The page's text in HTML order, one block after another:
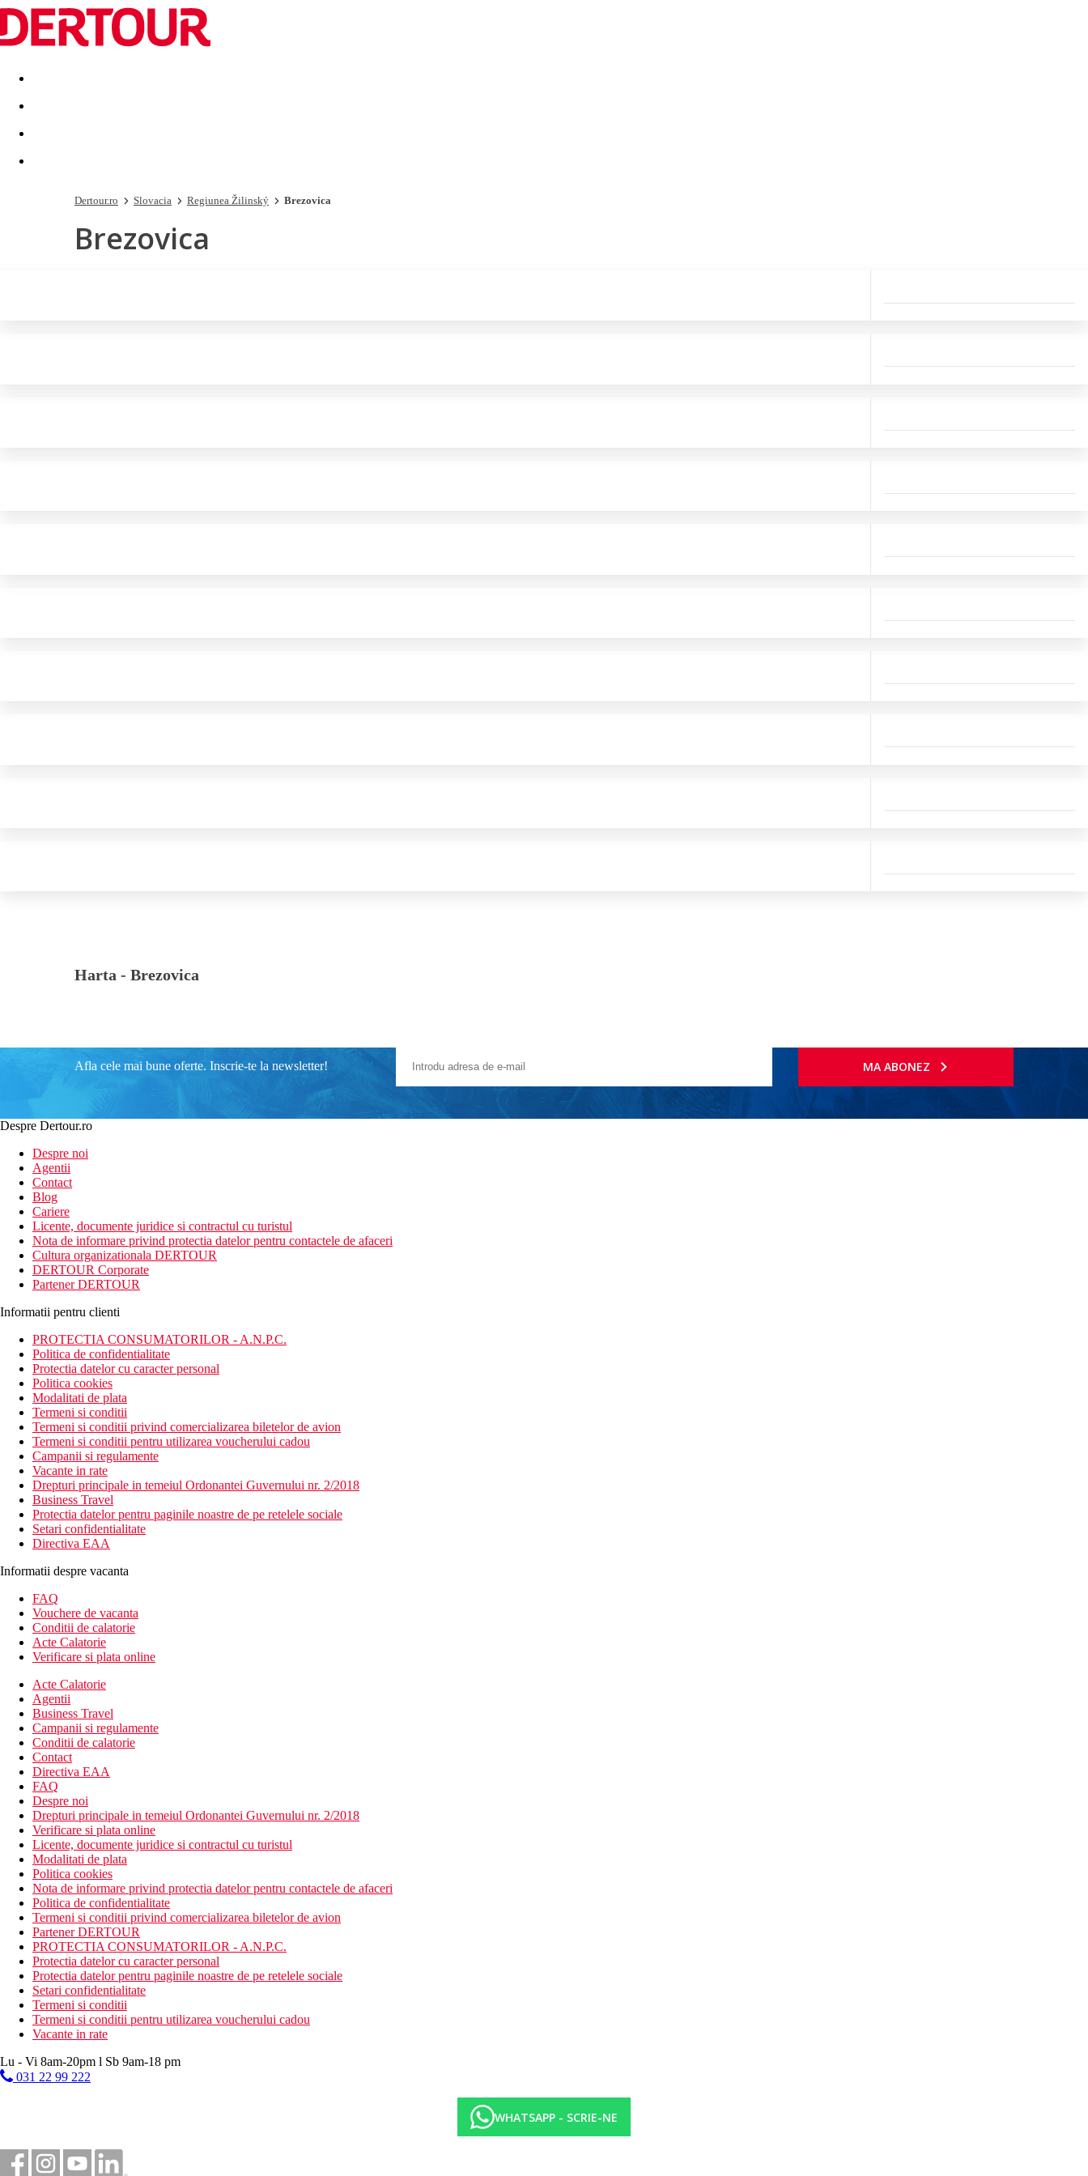
Destinatii Vacanta perfecta OFERTE DE NERATAT
Dertour.ro Slovacia Regiunea Žilinský Brezovica
Brezovica
Harta - Brezovica
Afla cele mai bune oferte. Inscrie-te la newsletter! MA ABONEZ
Despre Dertour.ro
Despre noi
Agentii
Contact
Blog
Cariere
Licente, documente juridice si contractul cu turistul
Nota de informare privind protectia datelor pentru contactele de afaceri
Cultura organizationala DERTOUR
DERTOUR Corporate
Partener DERTOUR
Informatii pentru clienti
PROTECTIA CONSUMATORILOR - A.N.P.C.
Politica de confidentialitate
Protectia datelor cu caracter personal
Politica cookies
Modalitati de plata
Termeni si conditii
Termeni si conditii privind comercializarea biletelor de avion
Termeni si conditii pentru utilizarea voucherului cadou
Campanii si regulamente
Vacante in rate
Drepturi principale in temeiul Ordonantei Guvernului nr. 2/2018
Business Travel
Protectia datelor pentru paginile noastre de pe retelele sociale
Setari confidentialitate
Directiva EAA
Informatii despre vacanta
FAQ
Vouchere de vacanta
Conditii de calatorie
Acte Calatorie
Verificare si plata online
Acte Calatorie
Agentii
Business Travel
Campanii si regulamente
Conditii de calatorie
Contact
Directiva EAA
FAQ
Despre noi
Drepturi principale in temeiul Ordonantei Guvernului nr. 2/2018
Verificare si plata online
Licente, documente juridice si contractul cu turistul
Modalitati de plata
Politica cookies
Nota de informare privind protectia datelor pentru contactele de afaceri
Politica de confidentialitate
Termeni si conditii privind comercializarea biletelor de avion
Partener DERTOUR
PROTECTIA CONSUMATORILOR - A.N.P.C.
Protectia datelor cu caracter personal
Protectia datelor pentru paginile noastre de pe retelele sociale
Setari confidentialitate
Termeni si conditii
Termeni si conditii pentru utilizarea voucherului cadou
Vacante in rate
Lu - Vi 8am-20pm l Sb 9am-18 pm
031 22 99 222
WHATSAPP - SCRIE-NE